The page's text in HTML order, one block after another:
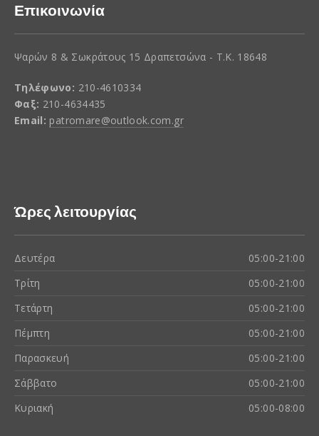
Επικοινωνία
Ψαρών 8 & Σωκράτους 15 Δραπετσώνα - Τ.Κ. 18648
Τηλέφωνο: 210-4610334
Φαξ: 210-4634435
Email: patromare@outlook.com.gr
Ώρες λειτουργίας
Δευτέρα
05:00-21:00
Τρίτη
05:00-21:00
Τετάρτη
05:00-21:00
Πέμπτη
05:00-21:00
Παρασκευή
05:00-21:00
Σάββατο
05:00-21:00
Κυριακή
05:00-08:00